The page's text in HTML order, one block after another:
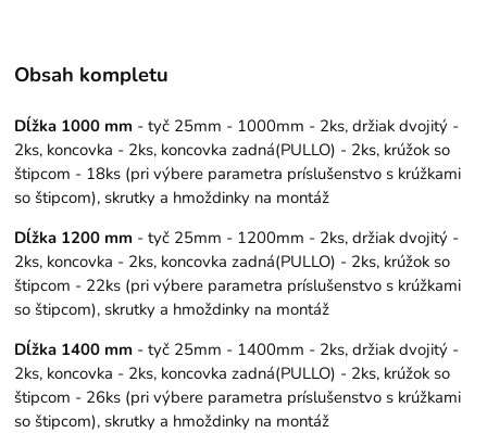
Obsah kompletu
Dĺžka 1000 mm - tyč 25mm - 1000mm - 2ks, držiak dvojitý -
2ks, koncovka - 2ks, koncovka zadná(PULLO) - 2ks, krúžok so
štipcom - 18ks (pri výbere parametra príslušenstvo s krúžkami
so štipcom), skrutky a hmoždinky na montáž
Dĺžka 1200 mm - tyč 25mm - 1200mm - 2ks, držiak dvojitý -
2ks, koncovka - 2ks, koncovka zadná(PULLO) - 2ks, krúžok so
štipcom - 22ks (pri výbere parametra príslušenstvo s krúžkami
so štipcom), skrutky a hmoždinky na montáž
Dĺžka 1400 mm - tyč 25mm - 1400mm - 2ks, držiak dvojitý -
2ks, koncovka - 2ks, koncovka zadná(PULLO) - 2ks, krúžok so
štipcom - 26ks (pri výbere parametra príslušenstvo s krúžkami
so štipcom), skrutky a hmoždinky na montáž